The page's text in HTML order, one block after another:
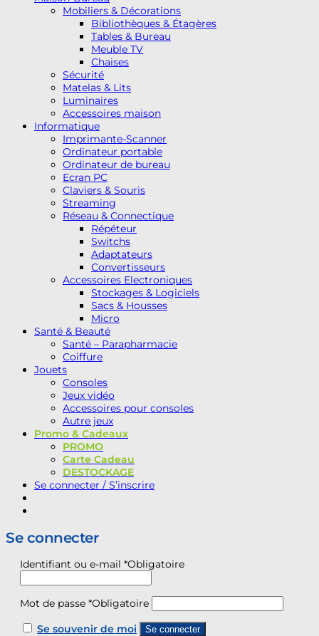
Mobiliers & Décorations
Bibliothèques & Étagères
Tables & Bureau
Meuble TV
Chaises
Sécurité
Matelas & Lits
Luminaires
Accessoires maison
Informatique
Imprimante-Scanner
Ordinateur portable
Ordinateur de bureau
Ecran PC
Claviers & Souris
Streaming
Réseau & Connectique
Répéteur
Switchs
Adaptateurs
Convertisseurs
Accessoires Electroniques
Stockages & Logiciels
Sacs & Housses
Micro
Santé & Beauté
Santé – Parapharmacie
Coiffure
Jouets
Consoles
Jeux vidéo
Accessoires pour consoles
Autre jeux
Promo & Cadeaux
PROMO
Carte Cadeau
DESTOCKAGE
Se connecter / S’inscrire
Se connecter
Identifiant ou e-mail *Obligatoire
Mot de passe *Obligatoire
Se souvenir de moi Se connecter